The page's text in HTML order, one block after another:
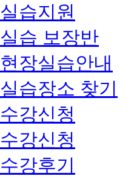
실습지원
실습 보장반
현장실습안내
실습장소 찾기
수강신청
수강신청
수강후기